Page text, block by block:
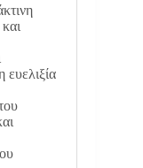
ευελιξία